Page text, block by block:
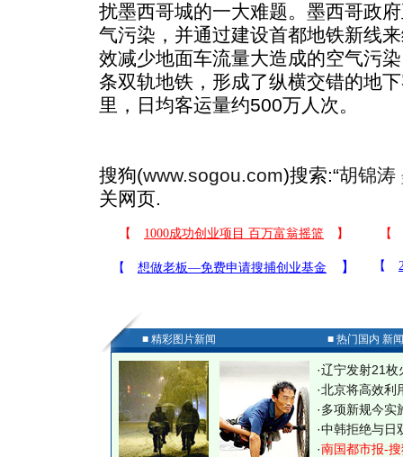
扰墨西哥城的一大难题。墨西哥政
气污染，并通过建设首都地铁新线
效减少地面车流量大造成的空气污
条双轨地铁，形成了纵横交错的地
里，日均客运量约500万人次。
搜狗(www.sogou.com)搜索:“胡锦涛
关网页.
■ 精彩图片新闻 ■ 热门国内 新
·辽宁发射21枚
·北京将高效利
·多项新规今实
·中韩拒绝与日
·南国都市报-